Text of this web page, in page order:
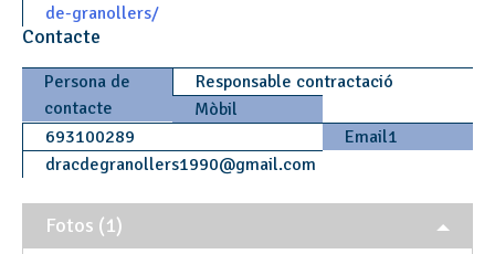
de-granollers/
Contacte
Persona de
contacte
Responsable contractació
Mòbil
693100289
Email1
dracdegranollers1990@gmail.com
Fotos (1)